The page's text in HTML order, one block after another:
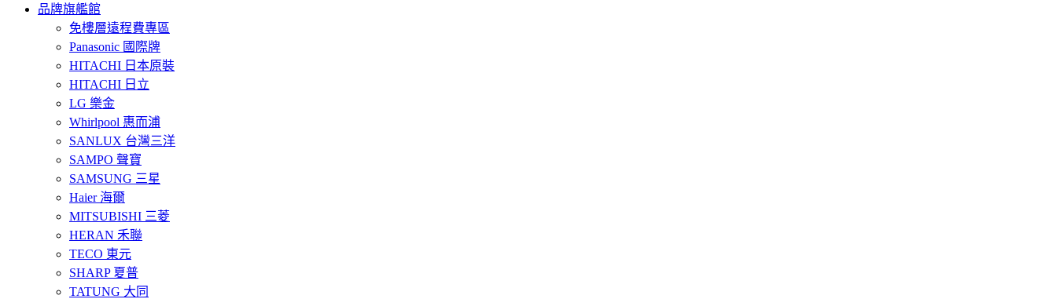
品牌旗艦館
免樓層遠程費專區
Panasonic 國際牌
HITACHI 日本原裝
HITACHI 日立
LG 樂金
Whirlpool 惠而浦
SANLUX 台灣三洋
SAMPO 聲寶
SAMSUNG 三星
Haier 海爾
MITSUBISHI 三菱
HERAN 禾聯
TECO 東元
SHARP 夏普
TATUNG 大同